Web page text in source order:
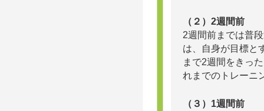
（２）2週間前
2週間前までは普
は、自身が目標と
まで2週間をきっ
れまでのトレーニ
（３）1週間前